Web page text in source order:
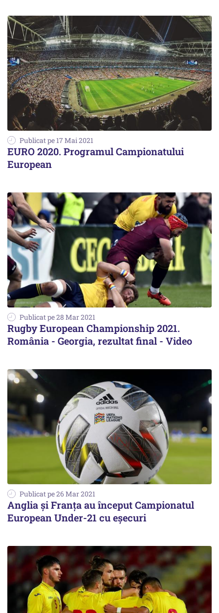
Publicat pe 17 Mai 2021
EURO 2020. Programul Campionatului
European
Publicat pe 28 Mar 2021
Rugby European Championship 2021.
România - Georgia, rezultat final - Video
Publicat pe 26 Mar 2021
Anglia şi Franţa au început Campionatul
European Under-21 cu eşecuri